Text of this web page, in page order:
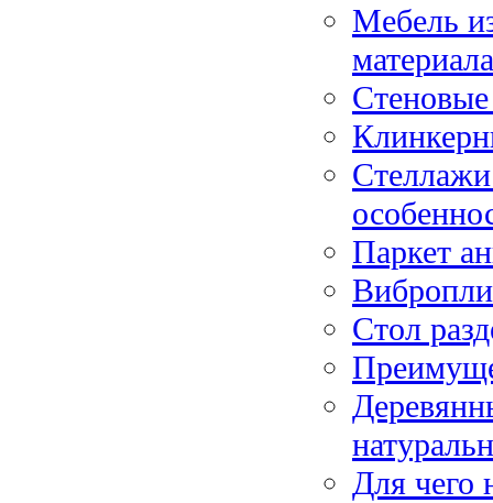
Мебель
материала
Паркет
Стол
Для чего